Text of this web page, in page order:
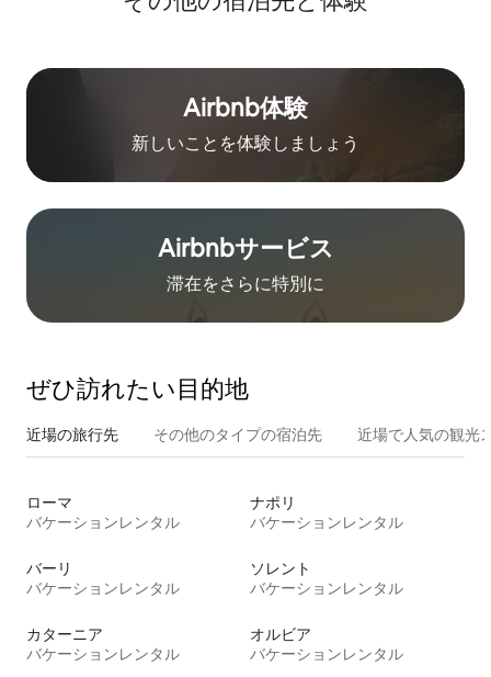
Airbnb体験
新しいことを体験しましょう
Airbnb⁠サ⁠ー⁠ビ⁠ス
滞在をさ⁠ら⁠に特⁠別⁠に
ぜひ訪⁠れ⁠た⁠い目⁠的⁠地
近場の旅行先 その他のタ⁠イ⁠プ⁠の宿⁠泊⁠先 近場で人気の観光
ローマ
バケーションレンタル
ナポリ
バケーションレンタル
バーリ
バケーションレンタル
ソレント
バケーションレンタル
カターニア
バケーションレンタル
オルビア
バケーションレンタル